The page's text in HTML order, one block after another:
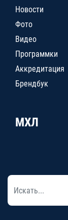
Новости
Фото
Видео
Программки
Аккредитация
Брендбук
МХЛ